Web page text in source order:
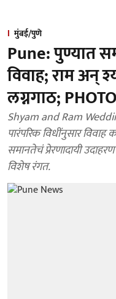
मुंबई/पुणे
Pune: पुण्यात
विवाह; राम अन्
लग्नगाठ;
Shyam and Ram
पारंपरिक विधींनुसार
समानतेचं प्रेरणादायी
विशेष रंगत.